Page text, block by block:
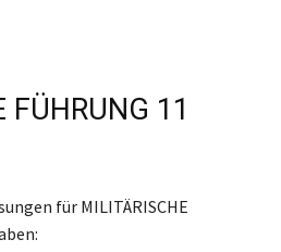
FÜHRUNG 11
für MILITÄRISCHE